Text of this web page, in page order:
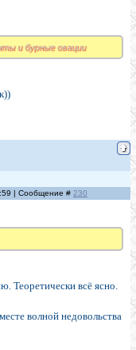
и бурные овации
| Сообщение # 230
Теоретически всё ясно.
волной недовольства